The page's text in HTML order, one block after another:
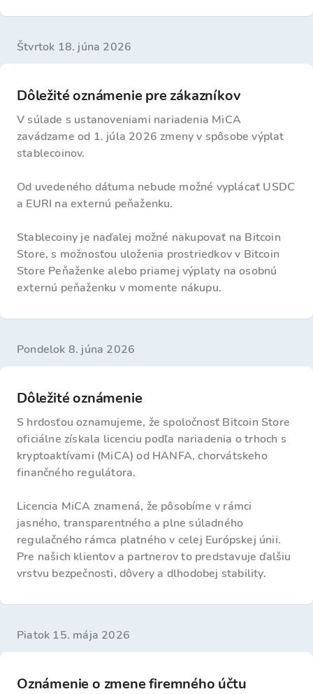
štvrtok 18. júna 2026
Dôležité oznámenie pre zákazníkov
V súlade s ustanoveniami nariadenia MiCA
zavádzame od 1. júla 2026 zmeny v spôsobe výplat
stablecoinov.
Od uvedeného dátuma nebude možné vyplácať USDC
a EURI na externú peňaženku.
Stablecoiny je naďalej možné nakupovať na Bitcoin
Store, s možnosťou uloženia prostriedkov v Bitcoin
Store Peňaženke alebo priamej výplaty na osobnú
externú peňaženku v momente nákupu.
pondelok 8. júna 2026
Dôležité oznámenie
S hrdosťou oznamujeme, že spoločnosť Bitcoin Store
oficiálne získala licenciu podľa nariadenia o trhoch s
kryptoaktívami (MiCA) od HANFA, chorvátskeho
finančného regulátora.
Licencia MiCA znamená, že pôsobíme v rámci
jasného, transparentného a plne súladného
regulačného rámca platného v celej Európskej únii.
Pre našich klientov a partnerov to predstavuje ďalšiu
vrstvu bezpečnosti, dôvery a dlhodobej stability.
piatok 15. mája 2026
Oznámenie o zmene firemného účtu